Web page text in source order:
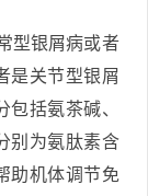
型银屑病或者
是关节型银屑
括氨茶碱、
别为氨肽素含
助机体调节免